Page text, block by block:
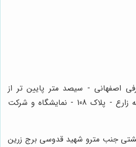
اصفهانی - سیصد متر پایین تر از
پاساژ تیراژه - نبش کوچه زارع - پلاک 108 - نمایشگاه و شرکت
بهشتی جنب مترو شهید قدوسی برج زرین